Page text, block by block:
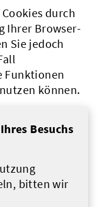
durch
Ihrer Browser-
Sie jedoch
Funktionen
können.
Besuchs
bitten wir